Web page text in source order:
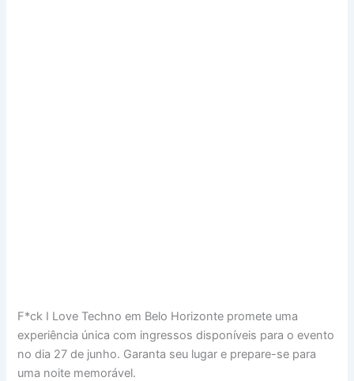
F*ck I Love Techno em Belo Horizonte promete uma
experiência única com ingressos disponíveis para o evento
no dia 27 de junho. Garanta seu lugar e prepare-se para
uma noite memorável.